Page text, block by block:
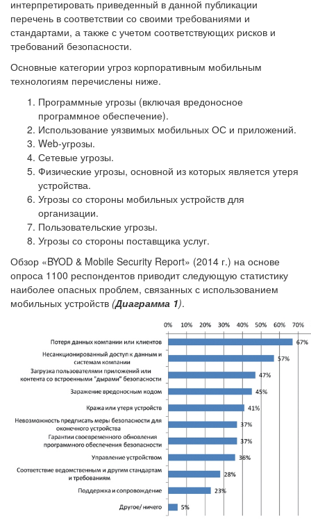
интерпретировать приведенный в данной публикации
перечень в соответствии со своими требованиями и
стандартами, а также с учетом соответствующих рисков и
требований безопасности.
Основные категории угроз корпоративным мобильным
технологиям перечислены ниже.
Программные угрозы (включая вредоносное
программное обеспечение).
Использование уязвимых мобильных ОС и приложений.
Web-угрозы.
Сетевые угрозы.
Физические угрозы, основной из которых является утеря
устройства.
Угрозы со стороны мобильных устройств для
организации.
Пользовательские угрозы.
Угрозы со стороны поставщика услуг.
Обзор «BYOD & Mobile Security Report» (2014 г.) на основе
опроса 1100 респондентов приводит следующую статистику
наиболее опасных проблем, связанных с использованием
мобильных устройств (Диаграмма 1).